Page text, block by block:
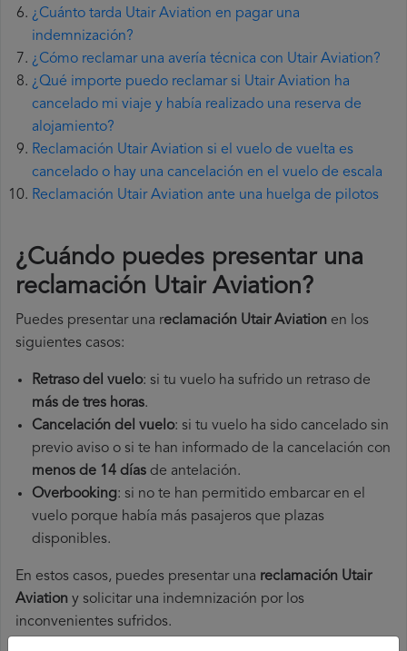
¿Cuánto tarda Utair Aviation en pagar una
indemnización?
¿Cómo reclamar una avería técnica con Utair Aviation?
¿Qué importe puedo reclamar si Utair Aviation ha
cancelado mi viaje y había realizado una reserva de
alojamiento?
Reclamación Utair Aviation si el vuelo de vuelta es
cancelado o hay una cancelación en el vuelo de escala
Reclamación Utair Aviation ante una huelga de pilotos
¿Cuándo puedes presentar una
reclamación Utair Aviation?
Puedes presentar una reclamación Utair Aviation en los
siguientes casos:
Retraso del vuelo: si tu vuelo ha sufrido un retraso de
más de tres horas.
Cancelación del vuelo: si tu vuelo ha sido cancelado sin
previo aviso o si te han informado de la cancelación con
menos de 14 días de antelación.
Overbooking: si no te han permitido embarcar en el
vuelo porque había más pasajeros que plazas
disponibles.
En estos casos, puedes presentar una reclamación Utair
Aviation​ y solicitar una indemnización por los
inconvenientes sufridos.